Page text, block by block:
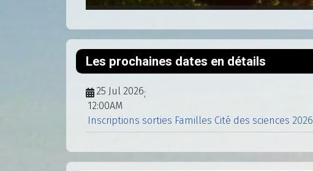
Les prochaines dates en détails
25 Jul 2026;
12:00AM
Inscriptions sorties Familles Cité des sciences 2026